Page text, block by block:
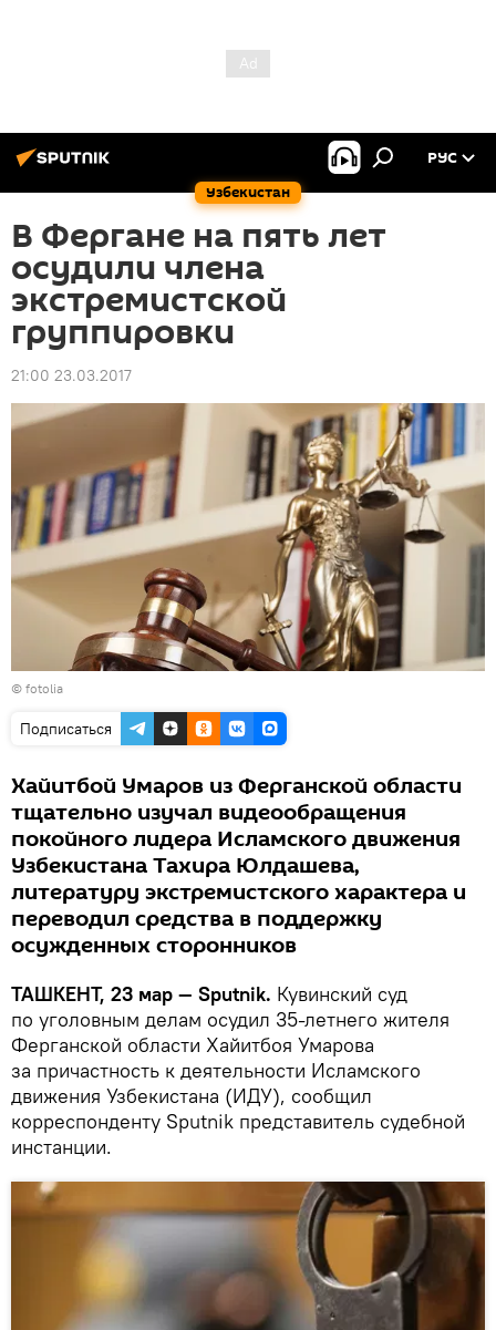
Узбекистан
РУС
В Фергане на пять лет
осудили члена
экстремистской
группировки
21:00 23.03.2017
© fotolia
Подписаться
Хайитбой Умаров из Ферганской области
тщательно изучал видеообращения
покойного лидера Исламского движения
Узбекистана Тахира Юлдашева,
литературу экстремистского характера и
переводил средства в поддержку
осужденных сторонников
ТАШКЕНТ, 23 мар — Sputnik. Кувинский суд
по уголовным делам осудил 35-летнего жителя
Ферганской области Хайитбоя Умарова
за причастность к деятельности Исламского
движения Узбекистана (ИДУ), сообщил
корреспонденту Sputnik представитель судебной
инстанции.